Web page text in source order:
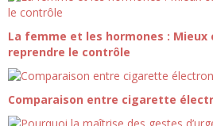
La femme et les hormones : Mieux
reprendre le contrôle
Comparaison entre cigarette